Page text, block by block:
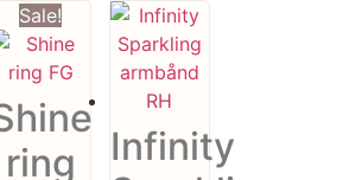
Sale!
ring
Infinity